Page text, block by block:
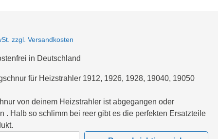
zzgl. Versandkosten
in Deutschland
für Heizstrahler 1912, 1926, 1928, 19040, 19050
von deinem Heizstrahler ist abgegangen oder
. Halb so schlimm bei reer gibt es die perfekten Ersatzteile